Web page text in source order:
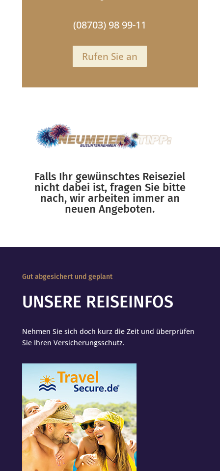
(08703) 98 99-11
Rufen Sie an
Falls Ihr gewünschtes Reiseziel
nicht dabei ist, fragen Sie bitte
nach, wir arbeiten immer an
neuen Angeboten.
Gut abgesichert und geplant
UNSERE REISEINFOS
Nehmen Sie sich doch kurz die Zeit und überprüfen
Sie Ihren Versicherungsschutz.